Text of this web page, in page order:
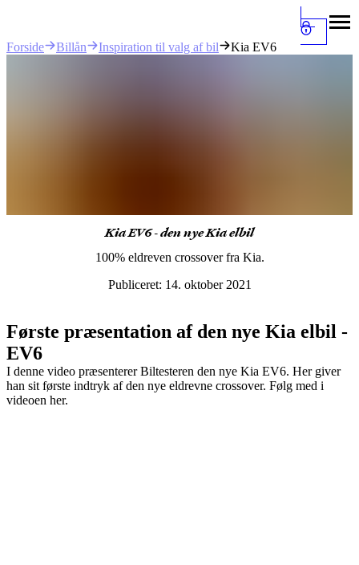
Forside Billån Inspiration til valg af bil Kia EV6
Kia EV6 - den nye Kia elbil
100% eldreven crossover fra Kia.
Publiceret: 14. oktober 2021
Første præsentation af den nye Kia elbil -
EV6
I denne video præsenterer Biltesteren den nye Kia EV6. Her giver
han sit første indtryk af den nye eldrevne crossover. Følg med i
videoen her.